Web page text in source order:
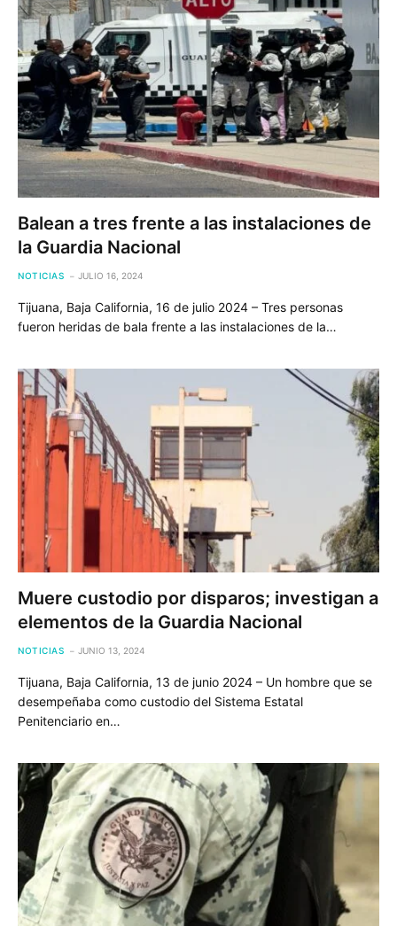
Balean a tres frente a las instalaciones de
la Guardia Nacional
NOTICIAS JULIO 16, 2024
Tijuana, Baja California, 16 de julio 2024 – Tres personas
fueron heridas de bala frente a las instalaciones de la…
Muere custodio por disparos; investigan a
elementos de la Guardia Nacional
NOTICIAS JUNIO 13, 2024
Tijuana, Baja California, 13 de junio 2024 – Un hombre que se
desempeñaba como custodio del Sistema Estatal
Penitenciario en…